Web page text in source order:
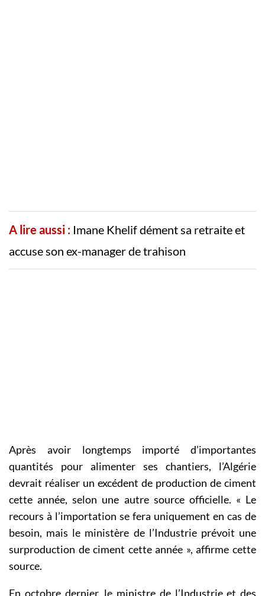
A lire aussi : Imane Khelif dément sa retraite et
accuse son ex-manager de trahison
Après avoir longtemps importé d’importantes
quantités pour alimenter ses chantiers, l’Algérie
devrait réaliser un excédent de production de ciment
cette année, selon une autre source officielle. « Le
recours à l’importation se fera uniquement en cas de
besoin, mais le ministère de l’Industrie prévoit une
surproduction de ciment cette année », affirme cette
source.
En octobre dernier, le ministre de l’Industrie et des